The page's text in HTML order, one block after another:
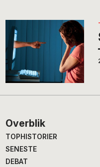
Footer
Overblik
TOPHISTORIER
SENESTE
DEBAT